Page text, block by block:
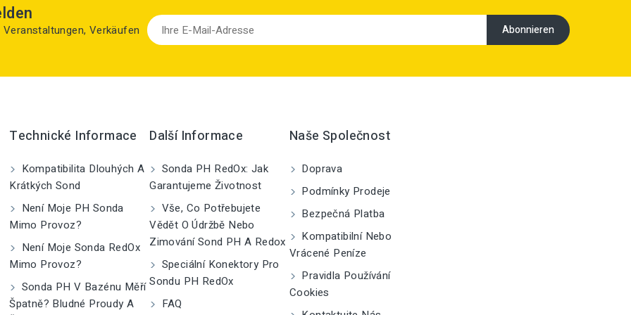
Verkäufen
Technické Informace
Kompatibilita Dlouhých A
Krátkých Sond
Není Moje PH Sonda
Mimo Provoz?
Není Moje Sonda RedOx
Mimo Provoz?
Sonda PH V Bazénu Měří
Špatně? Bludné Proudy A
Další Informace
Sonda PH RedOx: Jak
Garantujeme Životnost
Vše, Co Potřebujete
Vědět O Údržbě Nebo
Zimování Sond PH A Redox
Speciální Konektory Pro
Sondu PH RedOx
FAQ
Naše Společnost
Doprava
Podmínky Prodeje
Bezpečná Platba
Kompatibilní Nebo
Vrácené Peníze
Pravidla Používání
Cookies